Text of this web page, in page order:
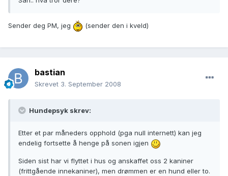
Sender deg PM, jeg (sender den i kveld)
bastian
Skrevet 3. September 2008
Hundepsyk skrev:
Etter et par måneders opphold (pga null internett) kan jeg
endelig fortsette å henge på sonen igjen
Siden sist har vi flyttet i hus og anskaffet oss 2 kaniner
(frittgående innekaniner), men drømmen er en hund eller to.